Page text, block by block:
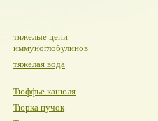
тяжелые цепи
иммуноглобулинов
тяжелая вода
Тюффье канюля
Тюрка пучок